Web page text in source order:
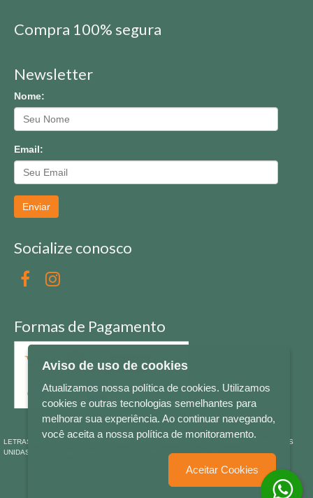
Compra 100% segura
Newsletter
Nome:
Email:
Enviar
Socialize conosco
Formas de Pagamento
LETRAS & CIA - CNPJ n° 88.587.548/0001-20 - Térreo Bourbon Shopping - AV. NAÇÕES
UNIDAS , 2001 - Lojas 1064/1065 - RIO BRANCO - - NOVO HAMBURGO - RS
Aviso de uso de cookies
Atualizamos nossa política de cookies. Utilizamos
cookies e outras tecnologias semelhantes para
melhorar sua experiência. Ao continuar navegando,
você aceita a nossa política de monitoramento.
Aceitar Cookies